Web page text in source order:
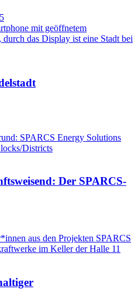
5
Der SPARCS-